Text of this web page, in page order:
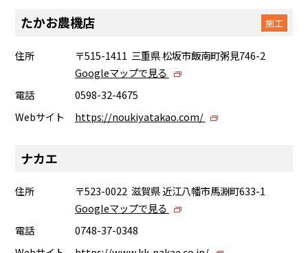
たかお農機店 施工
住所
〒515-1411 三重県 松坂市飯南町粥見746-2
Googleマップで見る
電話
0598-32-4675
Webサイト
https://noukiyatakao.com/
ナカエ
住所
〒523-0022 滋賀県 近江八幡市馬淵町633-1
Googleマップで見る
電話
0748-37-0348